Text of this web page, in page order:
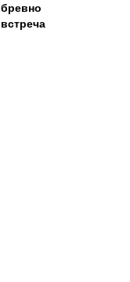
бревно
встреча